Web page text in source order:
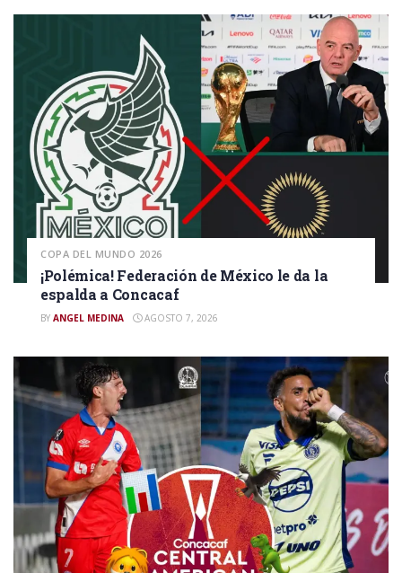
COPA DEL MUNDO 2026
¡Polémica! Federación de México le da la
espalda a Concacaf
BY ANGEL MEDINA AGOSTO 7, 2026